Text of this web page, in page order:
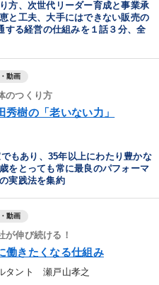
方、次世代リーダー育成と事業承
と工夫、大手にはできない販売の
る経営の仕組みを１話３分、全
動画
のつくり方
秀樹の「老いない力」
もあり、35年以上にわたり豊かな
をとっても常に最良のパフォーマ
実践法を集約
動画
が伸び続ける！
働きたくなる仕組み
タント 瀬戸山孝之